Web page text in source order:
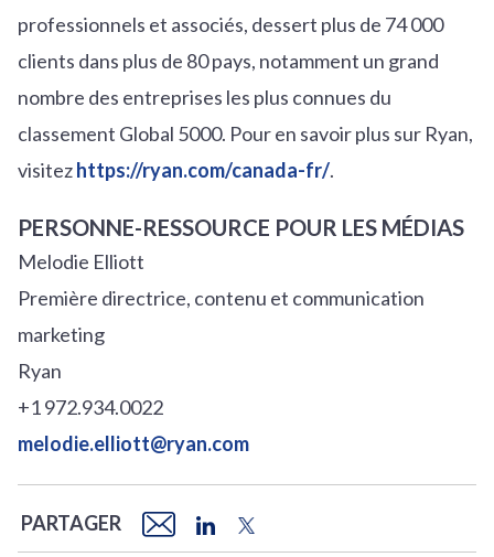
professionnels et associés, dessert plus de 74 000
clients dans plus de 80 pays, notamment un grand
nombre des entreprises les plus connues du
classement Global 5000. Pour en savoir plus sur Ryan,
visitezhttps://ryan.com/canada-fr/.
PERSONNE-RESSOURCE POUR LES MÉDIAS
Melodie Elliott
Première directrice, contenu et communication
marketing
Ryan
+1 972.934.0022
melodie.elliott@ryan.com
PARTAGER